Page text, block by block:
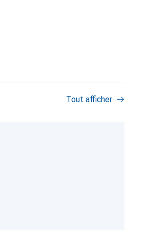
Tout afficher